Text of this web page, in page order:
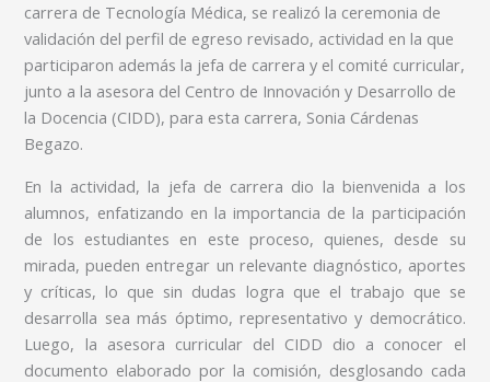
carrera de Tecnología Médica, se realizó la ceremonia de
validación del perfil de egreso revisado, actividad en la que
participaron además la jefa de carrera y el comité curricular,
junto a la asesora del Centro de Innovación y Desarrollo de
la Docencia (CIDD), para esta carrera, Sonia Cárdenas
Begazo.
En la actividad, la jefa de carrera dio la bienvenida a los
alumnos, enfatizando en la importancia de la participación
de los estudiantes en este proceso, quienes, desde su
mirada, pueden entregar un relevante diagnóstico, aportes
y críticas, lo que sin dudas logra que el trabajo que se
desarrolla sea más óptimo, representativo y democrático.
Luego, la asesora curricular del CIDD dio a conocer el
documento elaborado por la comisión, desglosando cada